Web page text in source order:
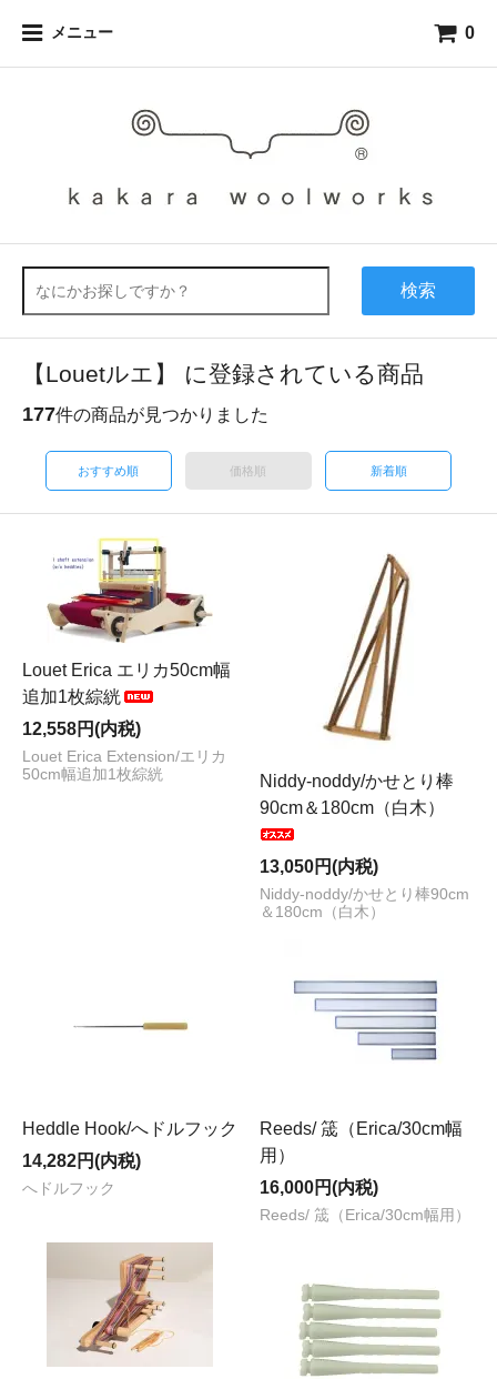
メニュー 0
検索
【Louetルエ】 に登録されている商品
177件の商品が見つかりました
おすすめ順 価格順 新着順
Louet Erica エリカ50cm幅
追加1枚綜絖
12,558円(内税)
Louet Erica Extension/エリカ
50cm幅追加1枚綜絖
Niddy-noddy/かせとり棒
90cm＆180cm（白木）
13,050円(内税)
Niddy-noddy/かせとり棒90cm
＆180cm（白木）
Heddle Hook/へドルフック
14,282円(内税)
へドルフック
Reeds/ 筬（Erica/30cm幅
用）
16,000円(内税)
Reeds/ 筬（Erica/30cm幅用）